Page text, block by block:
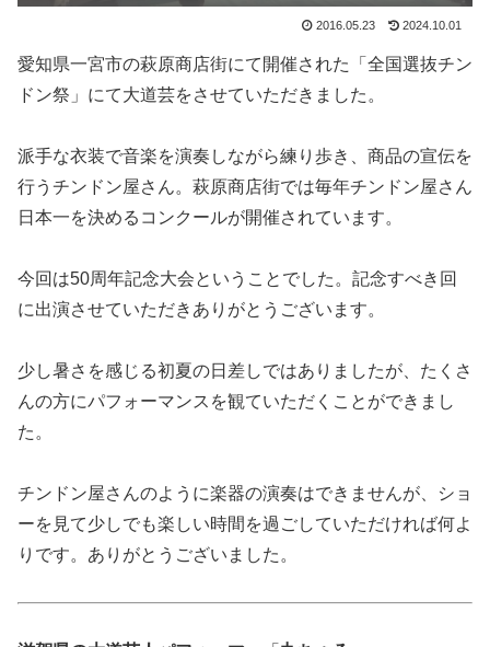
2016.05.23 2024.10.01
愛知県一宮市の萩原商店街にて開催された「全国選抜チン
ドン祭」にて大道芸をさせていただきました。
派手な衣装で音楽を演奏しながら練り歩き、商品の宣伝を
行うチンドン屋さん。萩原商店街では毎年チンドン屋さん
日本一を決めるコンクールが開催されています。
今回は50周年記念大会ということでした。記念すべき回
に出演させていただきありがとうございます。
少し暑さを感じる初夏の日差しではありましたが、たくさ
んの方にパフォーマンスを観ていただくことができまし
た。
チンドン屋さんのように楽器の演奏はできませんが、ショ
ーを見て少しでも楽しい時間を過ごしていただければ何よ
りです。ありがとうございました。